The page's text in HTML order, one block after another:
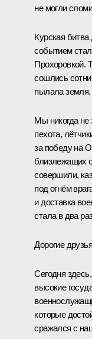
не могли
Курская
событием
Прохоровкой.
сошлись
пылала земля.
Мы никогда не
пехота,
за победу на
близлежащих
совершили,
под огнём
и доставка
стала в два
Дорогие
Сегодня
высокие
которые
сражался с